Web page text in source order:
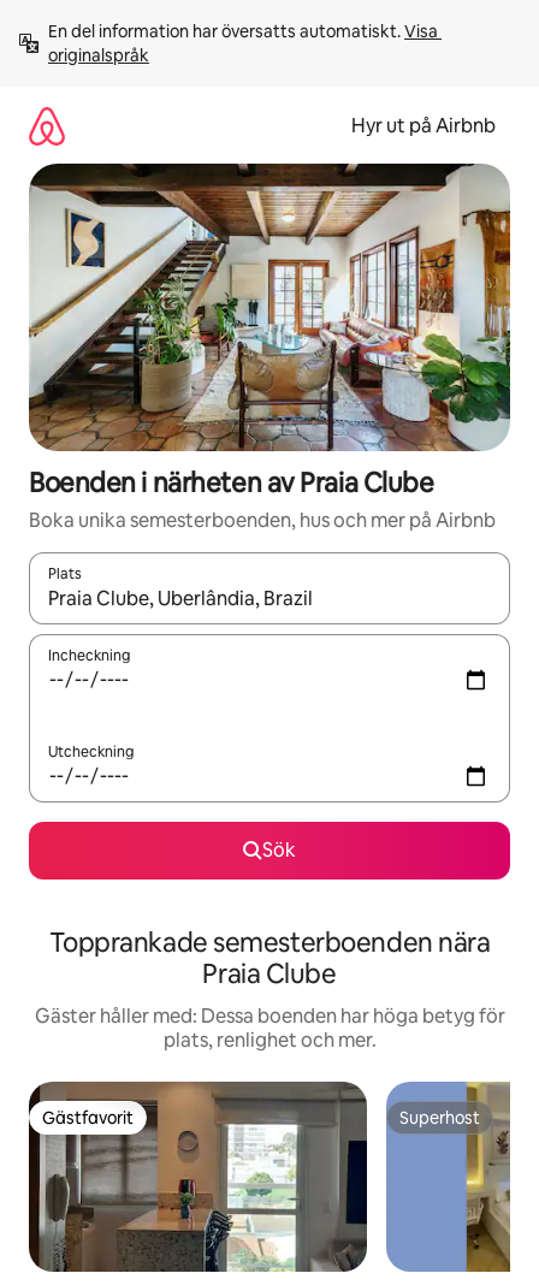
innehåll
En del information har översatts automatiskt. Visa
originalspråk
Hyr ut på Airbnb
Boenden i närheten av Praia Clube
Boka unika semesterboenden, hus och mer på Airbnb
Plats
När resultaten är tillgängliga kan du navigera med upp- och
Incheckning
Utcheckning
Sök
Topprankade semesterboenden nära
Praia Clube
Gäster håller med: Dessa boenden har höga betyg för
plats, renlighet och mer.
Gästfavorit
Gästfavorit Superhost
Superhost